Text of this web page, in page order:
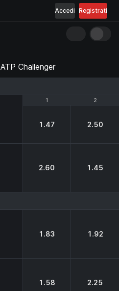
Registrati
Accedi
ATP Challenger
1 2
1 2
1.47 2.50
2.60 1.45
1.83 1.92
1.58 2.25